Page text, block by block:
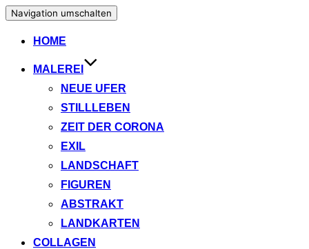
Navigation umschalten
HOME
MALEREI
NEUE UFER
STILLLEBEN
ZEIT DER CORONA
EXIL
LANDSCHAFT
FIGUREN
ABSTRAKT
LANDKARTEN
COLLAGEN